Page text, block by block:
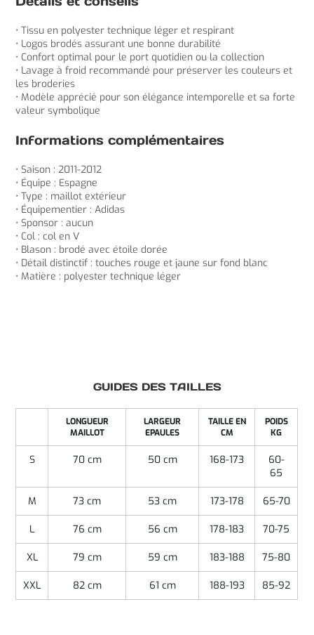
• Tissu en polyester technique léger et respirant
• Logos brodés assurant une bonne durabilité
• Confort optimal pour le port quotidien ou la collection
• Lavage à froid recommandé pour préserver les couleurs et
les broderies
• Modèle apprécié pour son élégance intemporelle et sa forte
valeur symbolique
Informations complémentaires
• Saison : 2011-2012
• Équipe : Espagne
• Type : maillot extérieur
• Équipementier : Adidas
• Sponsor : aucun
• Col : col en V
• Blason : brodé avec étoile dorée
• Détail distinctif : touches rouge et jaune sur fond blanc
• Matière : polyester technique léger
GUIDES DES TAILLES
LONGUEUR
MAILLOT
LARGEUR
EPAULES
TAILLE EN
CM
POIDS
KG
S 70 cm 50 cm 168-173
60-
65
M 73 cm 53 cm 173-178 65-70
L 76 cm 56 cm 178-183 70-75
XL 79 cm 59 cm 183-188 75-80
XXL 82 cm 61 cm 188-193 85-92